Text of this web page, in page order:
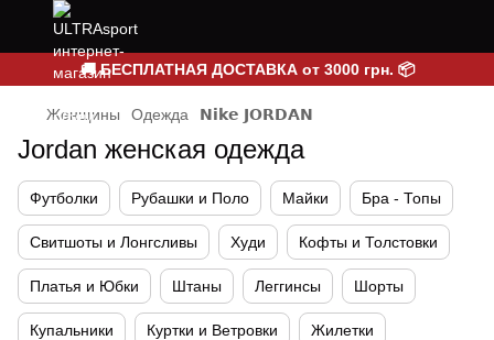
🚚 БЕСПЛАТНАЯ ДОСТАВКА от 3000 грн. 📦
Женщины Одежда 𝗡𝗶𝗸𝗲 𝗝𝗢𝗥𝗗𝗔𝗡
Jordan женская одежда
Футболки Рубашки и Поло Майки Бра - Топы
Свитшоты и Лонгсливы Худи Кофты и Толстовки
Платья и Юбки Штаны Леггинсы Шорты
Купальники Куртки и Ветровки Жилетки